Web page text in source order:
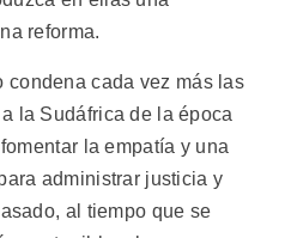
reforma.
condena cada vez más las
la Sudáfrica de la época
la empatía y una
administrar justicia y
al tiempo que se